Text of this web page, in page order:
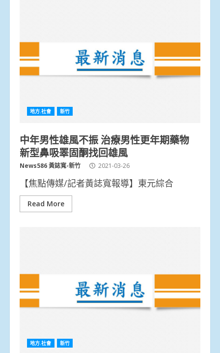
地方.社會 新竹
中年男性雄風不振 治療男性更年期藥物
新型鼻吸睪固酮找回雄風
News586 黃誌寬-新竹 2021-03-26
【焦點傳媒/記者黃誌寬報導】東元綜合
Read More
地方.社會 新竹